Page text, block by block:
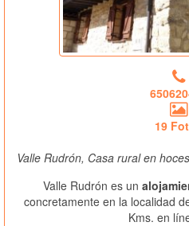
19
Valle Rudrón, Casa rural en
Valle Rudrón es un
concretamente en la localidad
Kms. en